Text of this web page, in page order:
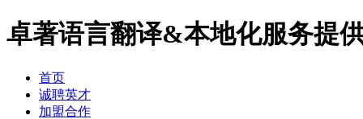
卓著语言翻译&本地化服务提
首页
诚聘英才
加盟合作